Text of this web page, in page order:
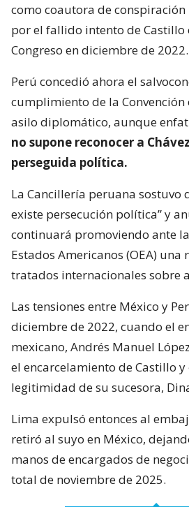
como coautora de
por el fallido intento de Castillo
Congreso en diciembre de 2022.
Perú concedió ahora el
cumplimiento de la Convención
asilo diplomático, aunque
no supone reconocer a
perseguida política.
La Cancillería peruana sostuvo
existe persecución política” y
continuará promoviendo ante
Estados Americanos (OEA) una
tratados internacionales sobre
Las tensiones entre México y
diciembre de 2022, cuando el
mexicano, Andrés Manuel
el encarcelamiento de Castillo
legitimidad de su sucesora,
Lima expulsó entonces al
retiró al suyo en México,
manos de encargados de
total de noviembre de 2025.